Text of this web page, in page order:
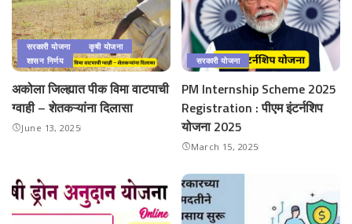
सरकारी योजना
कृषी योजना
शासन निर्णय
अकोला जिल्ह्यात पीक विमा वाटपाची
ग्वाही – शेतकऱ्यांना दिलासा
June 13, 2025
सरकारी योजना
PM Internship Scheme 2025
Registration : पीएम इंटर्नशिप
योजना 2025
March 15, 2025